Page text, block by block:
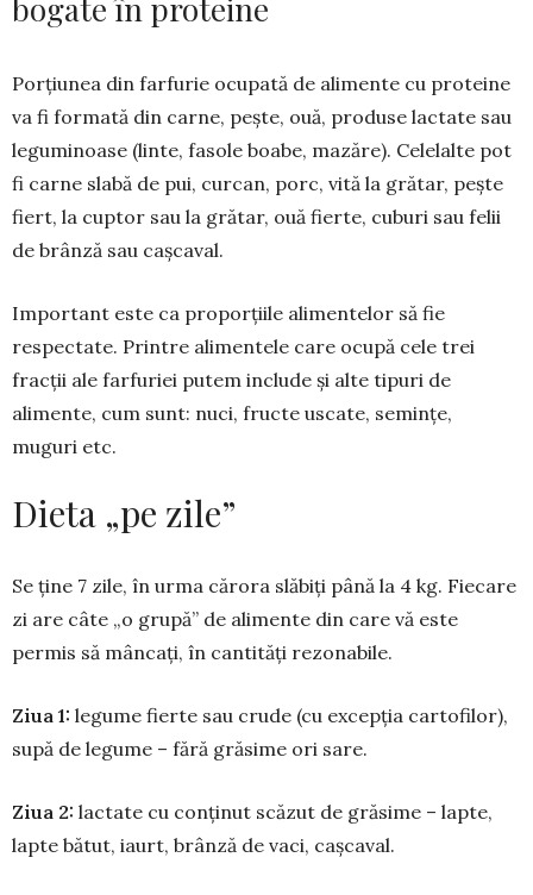
bogate în proteine
Porțiunea din farfurie ocupată de alimente cu proteine ​​
va fi formată din carne, pește, ouă, pro­duse lactate sau
leguminoase (linte, fasole boabe, mazăre). Celelalte pot
fi carne slabă de pui, curcan, porc, vită la grătar, pește
fiert, la cuptor sau la grătar, ouă fierte, cuburi sau felii
de brânză sau cașcaval.
Important este ca proporțiile alimentelor să fie
respectate. Printre alimentele care ocu­pă cele trei
fracții ale farfuriei putem include și alte tipuri de
alimente, cum sunt: nuci, fructe uscate, semințe,
muguri etc.
Dieta „pe zile”
Se ţine 7 zile, în urma cărora slăbiţi până la 4 kg. Fiecare
zi are câte „o grupă” de ali­mente din care vă este
permis să mâncaţi, în cantităţi rezonabile.
Ziua 1: legume fierte sau crude (cu excepţia cartofilor),
supă de legume – fără grăsime ori sare.
Ziua 2: lactate cu conţinut scăzut de grăsime – lapte,
lapte bătut, iaurt, brânză de vaci, caşcaval.